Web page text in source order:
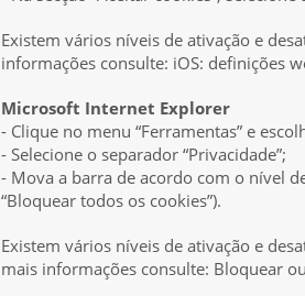
Existem vários níveis de ativação e
informações consulte: iOS: definições
Microsoft Internet Explorer
- Clique no menu “Ferramentas” e
- Selecione o separador “Privacidade”;
- Mova a barra de acordo com o nível
“Bloquear todos os cookies”).
Existem vários níveis de ativação e
mais informações consulte: Bloquear